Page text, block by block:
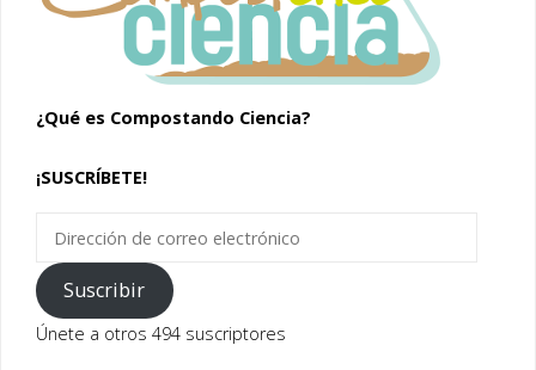
¿Qué es Compostando Ciencia?
¡SUSCRÍBETE!
correo
electrónico
Suscribir
Únete a otros 494 suscriptores